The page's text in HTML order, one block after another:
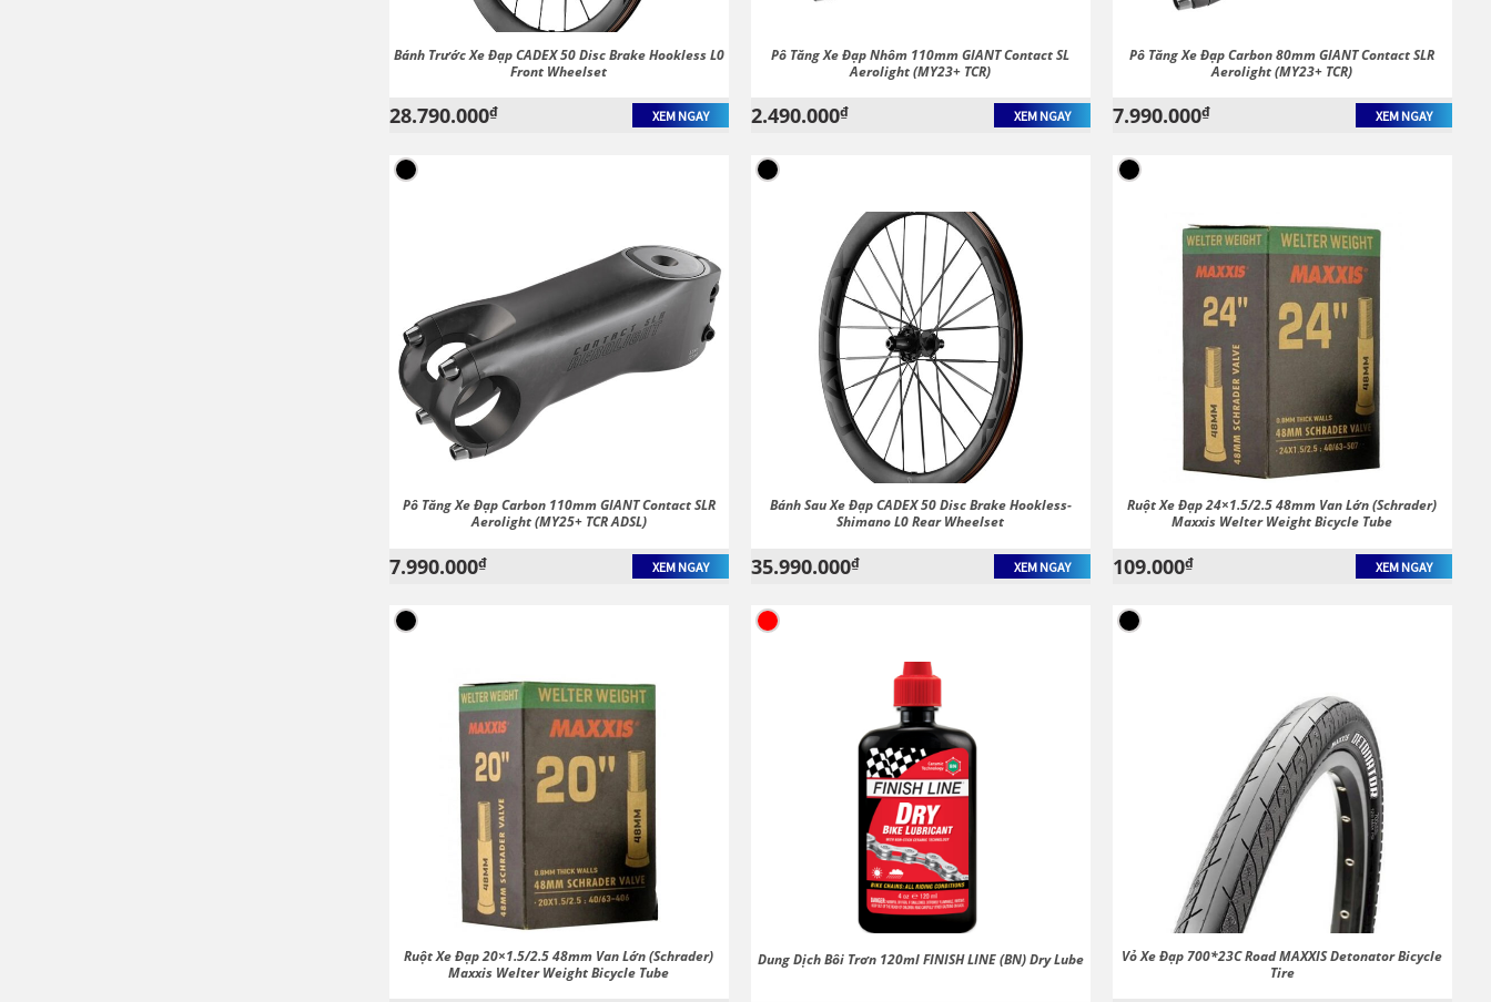
Bánh Trước Xe Đạp CADEX 50 Disc Brake Hookless L0
Front Wheelset
28.790.000₫ XEM NGAY
Pô Tăng Xe Đạp Nhôm 110mm GIANT Contact SL
Aerolight (MY23+ TCR)
2.490.000₫ XEM NGAY
Pô Tăng Xe Đạp Carbon 80mm GIANT Contact SLR
Aerolight (MY23+ TCR)
7.990.000₫ XEM NGAY
Pô Tăng Xe Đạp Carbon 110mm GIANT Contact SLR
Aerolight (MY25+ TCR ADSL)
7.990.000₫ XEM NGAY
Bánh Sau Xe Đạp CADEX 50 Disc Brake Hookless-
Shimano L0 Rear Wheelset
35.990.000₫ XEM NGAY
Ruột Xe Đạp 24×1.5/2.5 48mm Van Lớn (Schrader)
Maxxis Welter Weight Bicycle Tube
109.000₫ XEM NGAY
Ruột Xe Đạp 20×1.5/2.5 48mm Van Lớn (Schrader)
Maxxis Welter Weight Bicycle Tube
Dung Dịch Bôi Trơn 120ml FINISH LINE (BN) Dry Lube
Vỏ Xe Đạp 700*23C Road MAXXIS Detonator Bicycle
Tire